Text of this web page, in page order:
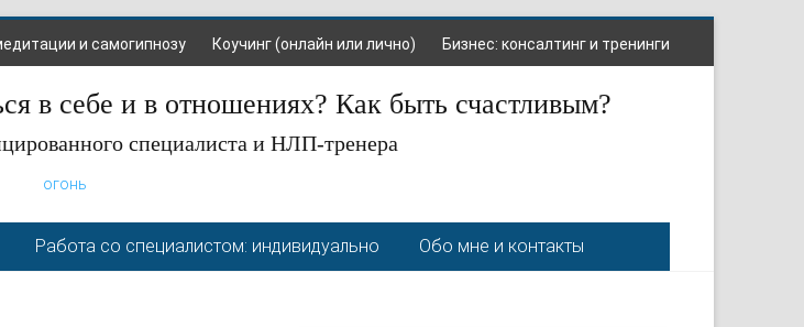
и самогипнозу Коучинг (онлайн или лично) Бизнес: консалтинг и тренинги
в себе и в отношениях? Как быть счастливым?
специалиста и НЛП-тренера
огонь
Работа со специалистом: индивидуально Обо мне и контакты